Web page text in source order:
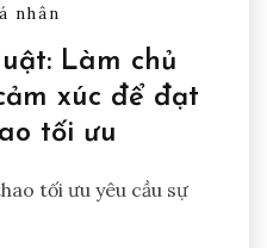
nhân
Làm chủ
xúc để đạt
tối ưu
tối ưu yêu cầu sự